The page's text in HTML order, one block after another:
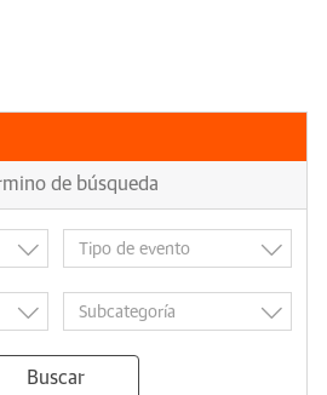
Buscar